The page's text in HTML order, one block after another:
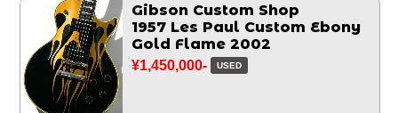
Gibson Custom Shop
1957 Les Paul Custom Ebony
Gold Flame 2002
¥1,450,000- USED